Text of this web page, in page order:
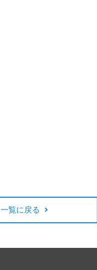
一覧に戻る